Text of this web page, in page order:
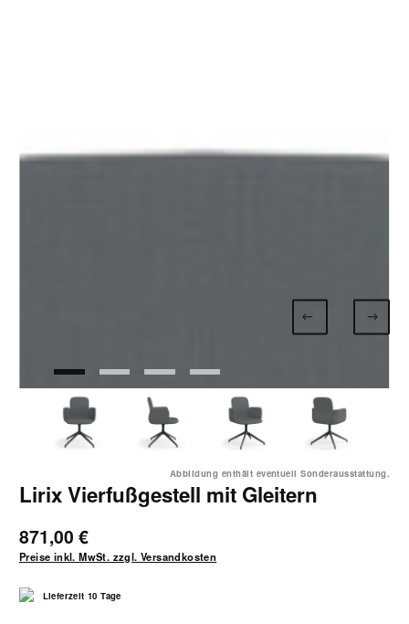
Abbildung enthält eventuell Sonderausstattung.
Lirix Vierfußgestell mit Gleitern
871,00 €
Preise inkl. MwSt. zzgl. Versandkosten
Lieferzeit 10 Tage